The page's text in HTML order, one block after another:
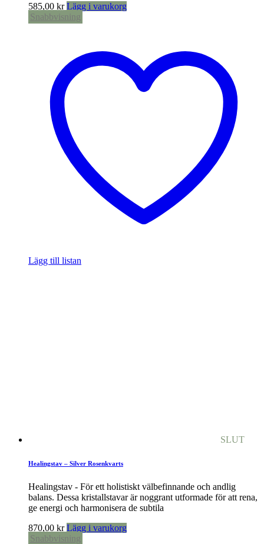
585,00 kr Lägg i varukorg
Snabbvisning
Lägg till listan
SLUT
Healingstav – Silver Rosenkvarts
Healingstav - För ett holistiskt välbefinnande och andlig
balans. Dessa kristallstavar är noggrant utformade för att rena,
ge energi och harmonisera de subtila
870,00 kr Lägg i varukorg
Snabbvisning